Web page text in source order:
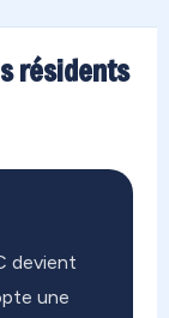
résidents
devient
une